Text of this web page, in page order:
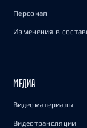
Персонал
Изменения в
МЕДИА
Видеоматериалы
Видеотрансляции